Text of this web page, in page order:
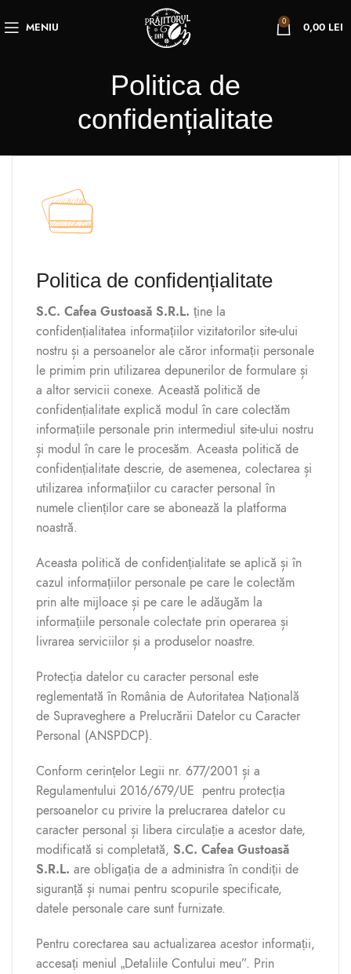
MENIU 0 0,00 LEI
Politica de
confidențialitate
Politica de confidențialitate
S.C. Cafea Gustoasă S.R.L. ține la
confidențialitatea informațiilor vizitatorilor site-ului
nostru și a persoanelor ale căror informații personale
le primim prin utilizarea depunerilor de formulare și
a altor servicii conexe. Această politică de
confidențialitate explică modul în care colectăm
informațiile personale prin intermediul site-ului nostru
și modul în care le procesăm. Aceasta politică de
confidențialitate descrie, de asemenea, colectarea și
utilizarea informațiilor cu caracter personal în
numele clienților care se abonează la platforma
noastră.
Aceasta politică de confidențialitate se aplică și în
cazul informațiilor personale pe care le colectăm
prin alte mijloace și pe care le adăugăm la
informațiile personale colectate prin operarea și
livrarea serviciilor și a produselor noastre.
Protecția datelor cu caracter personal este
reglementată în România de Autoritatea Națională
de Supraveghere a Prelucrării Datelor cu Caracter
Personal (ANSPDCP).
Conform cerințelor Legii nr. 677/2001 și a
Regulamentului 2016/679/UE pentru protecția
persoanelor cu privire la prelucrarea datelor cu
caracter personal și libera circulație a acestor date,
modificată si completată, S.C. Cafea Gustoasă
S.R.L. are obligația de a administra în condiții de
siguranță și numai pentru scopurile specificate,
datele personale care sunt furnizate.
Pentru corectarea sau actualizarea acestor informații,
accesați meniul „Detaliile Contului meu”. Prin